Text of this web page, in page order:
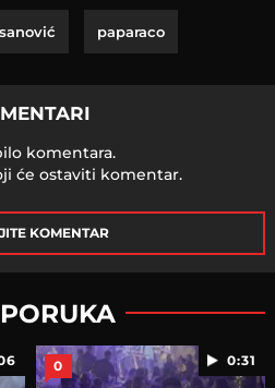
paparaco
komentara.
će ostaviti komentar.
KOMENTAR
0:31
0